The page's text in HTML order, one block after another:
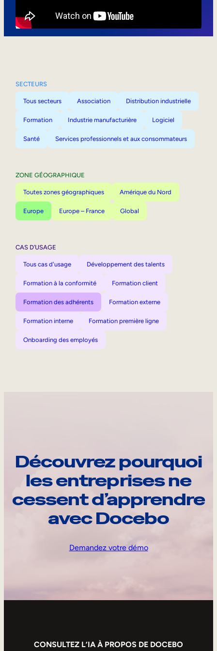
SECTEURS
Tous secteurs Association Distribution industrielle
Formation Industrie manufacturière Logiciel
Santé Services professionnels et aux consommateurs
ZONE GÉOGRAPHIQUE
Toutes zones géographiques Amérique du Nord
Europe Europe – France Global
CAS D’USAGE
Tous cas d'usage Développement des talents
Formation à la conformité Formation client
Formation des adhérents Formation externe
Formation interne Formation première ligne
Onboarding des employés
Découvrez pourquoi
les entreprises ne
cessent d’apprendre
avec Docebo
Demandez votre démo
CONSULTEZ L’IA À PROPOS DE DOCEBO